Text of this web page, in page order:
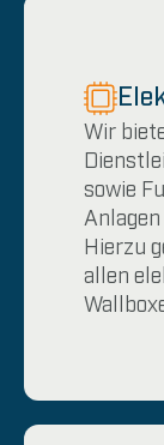
Wir
sowie
Hierzu
allen